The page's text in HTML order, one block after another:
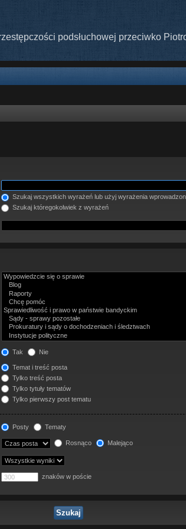
podsłuchowej przeciwko
Szukaj wszystkich wyrażeń lub użyj wyrażenia
Szukaj któregokolwiek z wyrażeń
Tak Nie
Temat i treść posta
Tylko treść posta
Tylko tytuły tematów
Tylko pierwszy post tematu
Posty Tematy
Rosnąco Malejąco
znaków w poście